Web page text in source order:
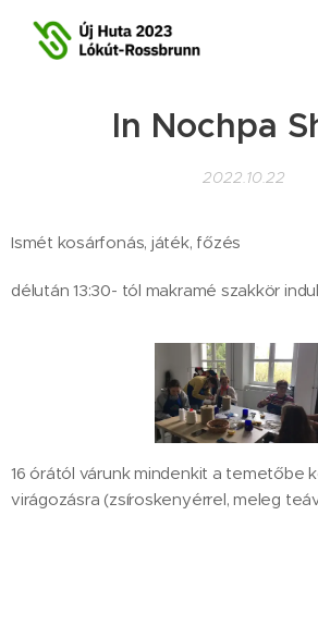
In Nochpa
2022.10.22
Ismét kosárfonás, játék, főzés
délután 13:30- tól makramé szakkör
16 órától várunk mindenkit a temetőbe
virágozásra (zsíroskenyérrel, meleg